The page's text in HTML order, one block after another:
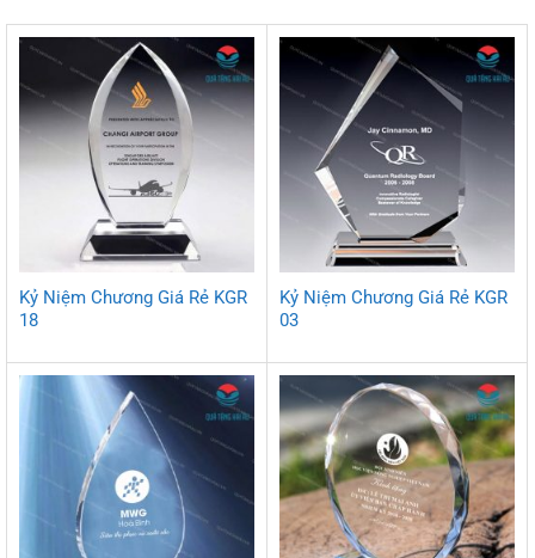
Kỷ Niệm Chương Giá Rẻ KGR
18
Kỷ Niệm Chương Giá Rẻ KGR
03